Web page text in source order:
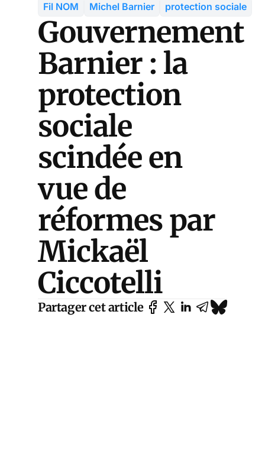
Fil NOM Michel Barnier protection sociale
Gouvernement
Barnier : la
protection
sociale
scindée en
vue de
réformes par
Mickaël
Ciccotelli
Partager cet article